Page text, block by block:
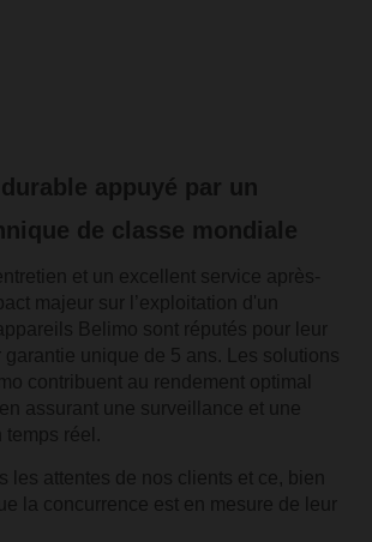
appuyé par un
de classe mondiale
et un excellent service après-
majeur sur l’exploitation d'un
Belimo sont réputés pour leur
garantie unique de 5 ans. Les solutions
contribuent au rendement optimal
assurant une surveillance et une
temps réel.
les attentes de nos clients et ce, bien
la concurrence est en mesure de leur